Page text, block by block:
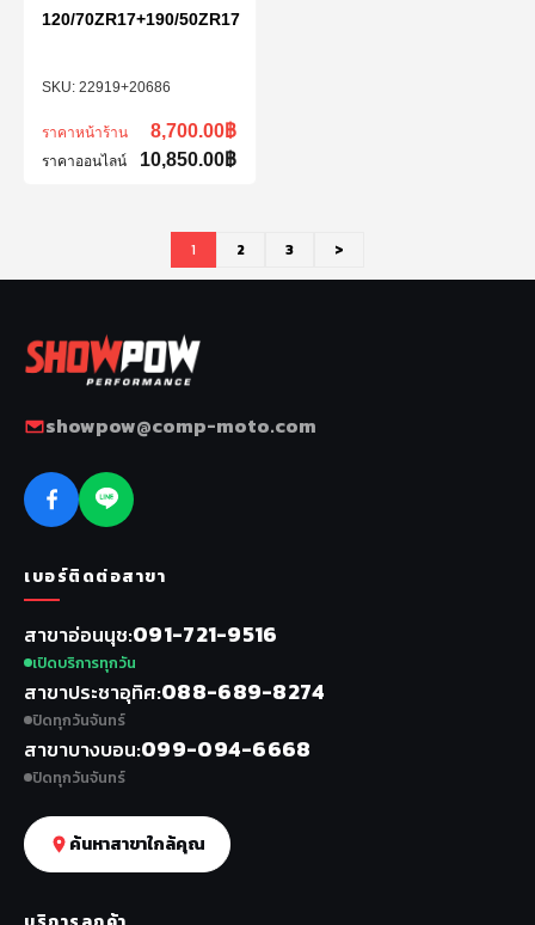
22919+20686
120/70ZR17+190/50ZR17
ราคาหน้าร้าน 8,700.00฿
ราคาออนไลน์ 10,850.00฿
1 2 3 >
showpow@comp-moto.com
เบอร์ติดต่อสาขา
สาขาอ่อนนุช 091-721-9516
เปิดบริการทุกวัน
สาขาประชาอุทิศ 088-689-8274
ปิดทุกวันจันทร์
สาขาบางบอน 099-094-6668
ปิดทุกวันจันทร์
ค้นหาสาขาใกล้คุณ